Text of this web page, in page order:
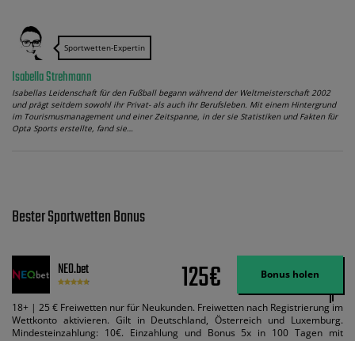
Sportwetten-Expertin
Isabella Strehmann
Isabellas Leidenschaft für den Fußball begann während der Weltmeisterschaft 2002
und prägt seitdem sowohl ihr Privat- als auch ihr Berufsleben. Mit einem Hintergrund
im Tourismusmanagement und einer Zeitspanne, in der sie Statistiken und Fakten für
Opta Sports erstellte, fand sie…
Bester Sportwetten Bonus
NEO.bet 125€ Bonus holen
18+ | 25 € Freiwetten nur für Neukunden. Freiwetten nach Registrierung im
Wettkonto aktivieren. Gilt in Deutschland, Österreich und Luxemburg.
Mindesteinzahlung: 10€. Einzahlung und Bonus 5x in 100 Tagen mit